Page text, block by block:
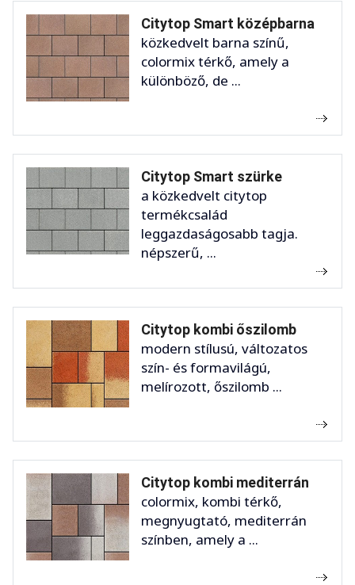
Citytop Smart középbarna
közkedvelt barna színű,
colormix térkő, amely a
különböző, de ...
Citytop Smart szürke
a közkedvelt citytop
termékcsalád
leggazdaságosabb tagja.
népszerű, ...
Citytop kombi őszilomb
modern stílusú, változatos
szín- és formavilágú,
melírozott, őszilomb ...
Citytop kombi mediterrán
colormix, kombi térkő,
megnyugtató, mediterrán
színben, amely a ...